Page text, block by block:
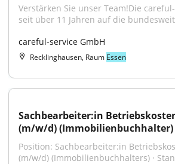
Verstärken Sie unser Team!Die
seit über 11 Jahren auf die
careful-service GmbH
Recklinghausen, Raum Essen
Sachbearbeiter:in
(m/w/d) (Immobilienbuchhalter)
Position: Sachbearbeiter:in
(m/w/d) (Immobilienbuchhalters) ·